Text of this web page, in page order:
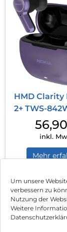
Um unsere
verbessern zu
Nutzung der
Weitere
HMD Clarity
2+ TWS-
56,90
inkl.
Mehr
Impressum